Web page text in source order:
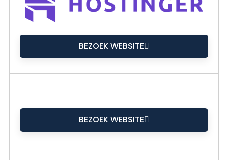
BEZOEK WEBSITE
BEZOEK WEBSITE